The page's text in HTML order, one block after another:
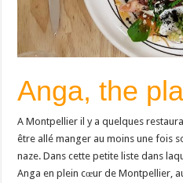
Anga, the
A Montpellier il y a quelques
être allé manger au moins une fois
naze. Dans cette petite liste dans
Anga en plein cœur de Montpellier,